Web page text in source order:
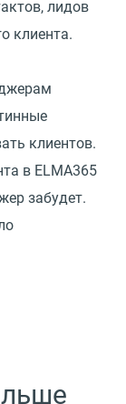
лидов
клиента.
клиентов.
в ELMA365
забудет.